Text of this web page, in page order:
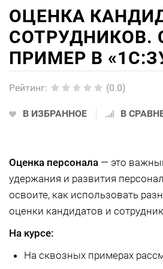
ОЦЕНКА
СОТРУДНИКОВ.
ПРИМЕР В
Рейтинг: (0.0)
В ИЗБРАННОЕ В
Оценка персонала — это
удержания и развития
освоите, как использовать
оценки кандидатов и
На курсе:
На сквозных примерах